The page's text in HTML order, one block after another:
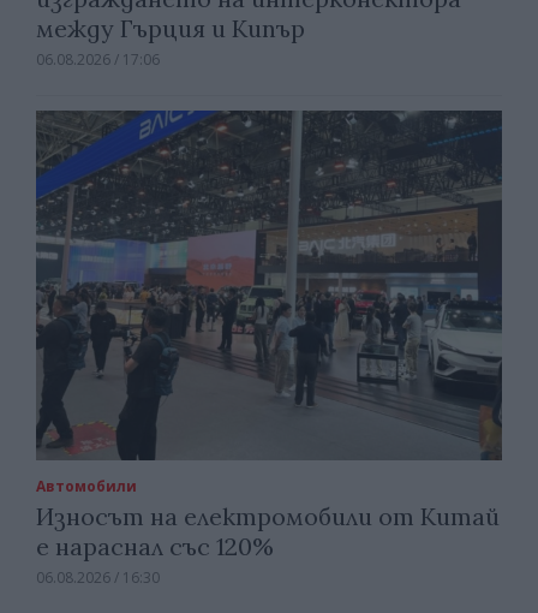
между Гърция и Кипър
06.08.2026 / 17:06
Автомобили
Износът на електромобили от Китай
е нараснал със 120%
06.08.2026 / 16:30